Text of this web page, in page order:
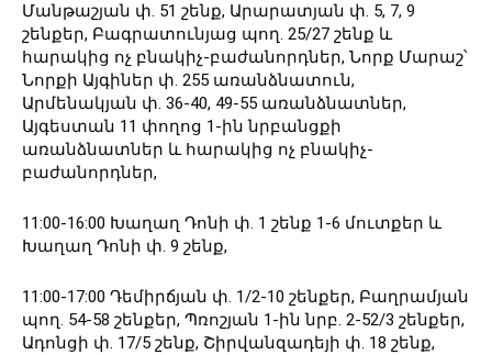
Մանթաշյան փ․ 51 շենք, Արարատյան փ․ 5, 7, 9
շենքեր, Բագրատունյաց պող․ 25/27 շենք և
հարակից ոչ բնակիչ-բաժանորդներ, Նորք Մարաշ՝
Նորքի Այգիներ փ. 255 առանձնատուն,
Արմենակյան փ. 36-40, 49-55 առանձնատներ,
Այգեստան 11 փողոց 1-ին նրբանցքի
առանձնատներ և հարակից ոչ բնակիչ-
բաժանորդներ,
11:00-16:00 Խաղաղ Դոնի փ. 1 շենք 1-6 մուտքեր և
Խաղաղ Դոնի փ. 9 շենք,
11:00-17:00 Դեմիրճյան փ. 1/2-10 շենքեր, Բաղրամյան
պող. 54-58 շենքեր, Պռոշյան 1-ին նրբ. 2-52/3 շենքեր,
Ադոնցի փ. 17/5 շենք, Շիրվանզադեյի փ. 18 շենք,